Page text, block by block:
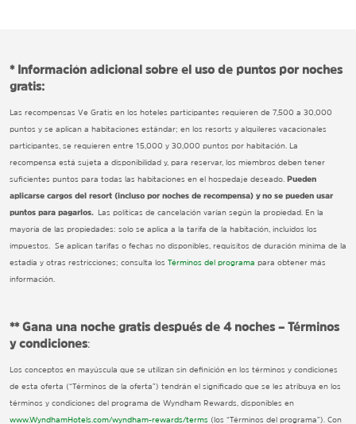
* Información adicional sobre el uso de puntos por noches
gratis:
Las recompensas Ve Gratis en los hoteles participantes requieren de 7,500 a 30,000
puntos y se aplican a habitaciones estándar; en los resorts y alquileres vacacionales
participantes, se requieren entre 15,000 y 30,000 puntos por habitación. La
recompensa está sujeta a disponibilidad y, para reservar, los miembros deben tener
suficientes puntos para todas las habitaciones en el hospedaje deseado. Pueden
aplicarse cargos del resort (incluso por noches de recompensa) y no se pueden usar
puntos para pagarlos. Las políticas de cancelación varían según la propiedad. En la
mayoría de las propiedades: solo se aplica a la tarifa de la habitación, incluidos los
impuestos. Se aplican tarifas o fechas no disponibles, requisitos de duración mínima de la
estadía y otras restricciones; consulta los Términos del programa para obtener más
información.
** Gana una noche gratis después de 4 noches – Términos
y condiciones:
Los conceptos en mayúscula que se utilizan sin definición en los términos y condiciones
de esta oferta (“Términos de la oferta”) tendrán el significado que se les atribuya en los
términos y condiciones del programa de Wyndham Rewards, disponibles en
www.WyndhamHotels.com/wyndham-rewards/terms (los “Términos del programa”). Con